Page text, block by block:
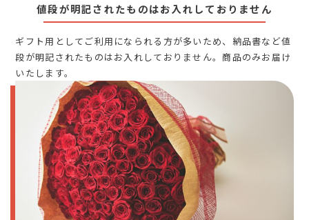
値段が明記されたものはお入れしておりません
ギフト用としてご利用になられる方が多いため、納品書など値
段が明記されたものはお入れしておりません。商品のみお届け
いたします。